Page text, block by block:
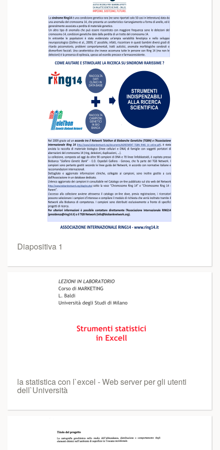
Diapositiva 1
la statistica con l`excel - Web server per gli utenti
dell`Università